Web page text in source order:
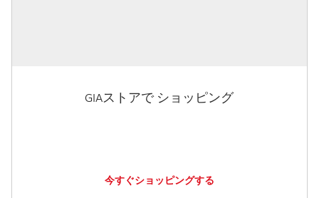
GIAストアで ショッピング
今すぐショッピングする